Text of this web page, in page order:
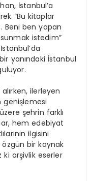
İstanbul’a
“Bu kitaplar
Beni ben yapan
istedim”
yanındaki İstanbul
ilerleyen
genişlemesi
şehrin farklı
hem edebiyat
ilgisini
özgün bir kaynak
arşivlik eserler